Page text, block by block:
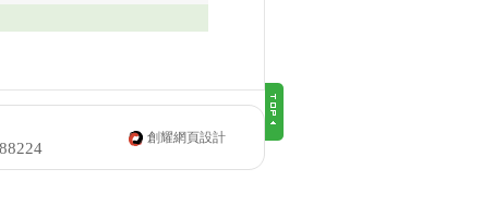
創耀網頁設計